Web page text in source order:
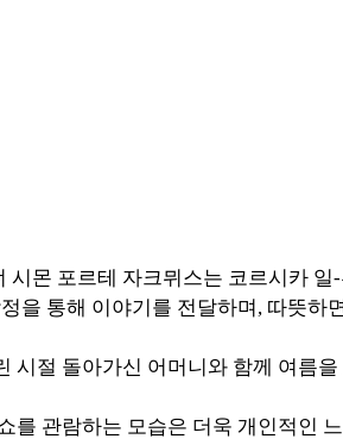
몬 포르테 자크뮈스는 코르시카
을 통해 이야기를 전달하며, 따뜻하
시절 돌아가신 어머니와 함께 여름
를 관람하는 모습은 더욱 개인적인